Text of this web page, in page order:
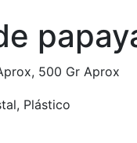
500 Gr Aprox
Plástico